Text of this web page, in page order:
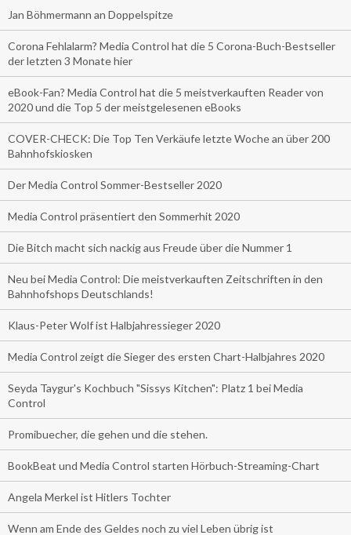
Jan Böhmermann an Doppelspitze
Corona Fehlalarm? Media Control hat die 5 Corona-Buch-Bestseller
der letzten 3 Monate hier
eBook-Fan? Media Control hat die 5 meistverkauften Reader von
2020 und die Top 5 der meistgelesenen eBooks
COVER-CHECK: Die Top Ten Verkäufe letzte Woche an über 200
Bahnhofskiosken
Der Media Control Sommer-Bestseller 2020
Media Control präsentiert den Sommerhit 2020
Die Bitch macht sich nackig aus Freude über die Nummer 1
Neu bei Media Control: Die meistverkauften Zeitschriften in den
Bahnhofshops Deutschlands!
Klaus-Peter Wolf ist Halbjahressieger 2020
Media Control zeigt die Sieger des ersten Chart-Halbjahres 2020
Seyda Taygur's Kochbuch "Sissys Kitchen": Platz 1 bei Media
Control
Promibuecher, die gehen und die stehen.
BookBeat und Media Control starten Hörbuch-Streaming-Chart
Angela Merkel ist Hitlers Tochter
Wenn am Ende des Geldes noch zu viel Leben übrig ist